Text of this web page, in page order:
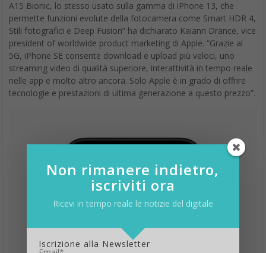
A15 Bionic, lo stesso usato sulla gamma di iPhone 13, che
permette funzioni evolute della fotocamera come Smart HDR 4,
Stili fotografici e Deep Fusion” ha dichiarato Kaiann Drance, vice
president of worldwide product marketing di Apple. “Grazie al
5G, iPhone SE consente download e upload più veloci, uno
streaming video di qualità superiore, interattività in tempo reale
nelle app e molto altro ancora. Solo Apple è in grado di offrire
tecnologie e prestazioni di ultima generazione a questo prezzo”.
Non rimanere indietro,
iscriviti ora
Ricevi in tempo reale le notizie del digitale
Iscrizione alla Newsletter